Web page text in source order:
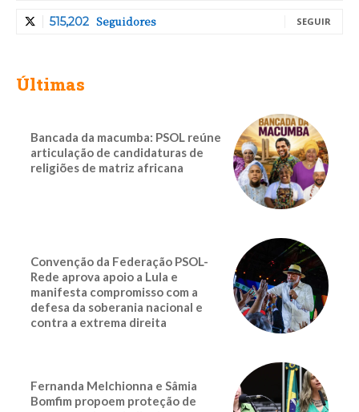
515,202 Seguidores SEGUIR
Últimas
Bancada da macumba: PSOL reúne
articulação de candidaturas de
religiões de matriz africana
Convenção da Federação PSOL-
Rede aprova apoio a Lula e
manifesta compromisso com a
defesa da soberania nacional e
contra a extrema direita
Fernanda Melchionna e Sâmia
Bomfim propoem proteção de